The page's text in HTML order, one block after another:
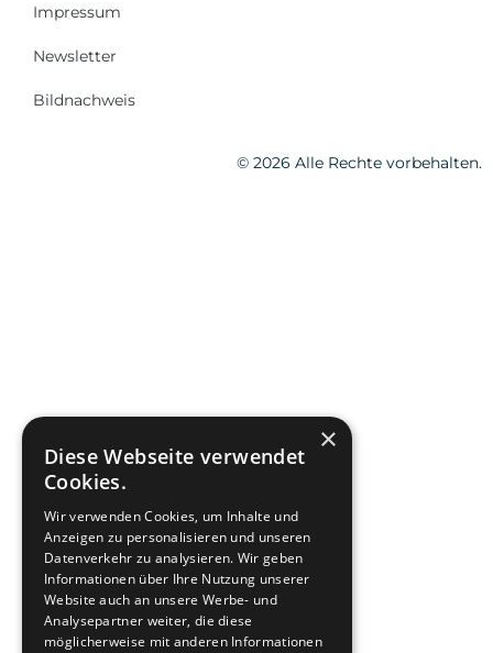
Impressum
Newsletter
Bildnachweis
© 2026 Alle Rechte vorbehalten.
×
Diese Webseite verwendet
Cookies.
Wir verwenden Cookies, um Inhalte und
Anzeigen zu personalisieren und unseren
Datenverkehr zu analysieren. Wir geben
Informationen über Ihre Nutzung unserer
Website auch an unsere Werbe- und
Analysepartner weiter, die diese
möglicherweise mit anderen Informationen